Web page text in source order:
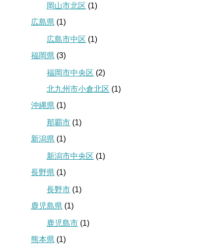
岡山市北区 (1)
広島県 (1)
広島市中区 (1)
福岡県 (3)
福岡市中央区 (2)
北九州市小倉北区 (1)
沖縄県 (1)
那覇市 (1)
新潟県 (1)
新潟市中央区 (1)
長野県 (1)
長野市 (1)
鹿児島県 (1)
鹿児島市 (1)
熊本県 (1)